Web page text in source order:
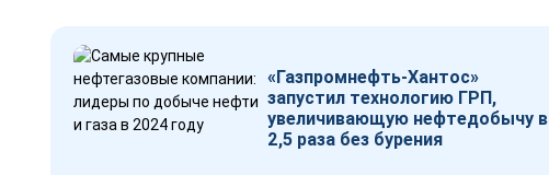
«Газпромнефть-Хантос»
запустил технологию ГРП,
увеличивающую нефтедобычу в
2,5 раза без бурения